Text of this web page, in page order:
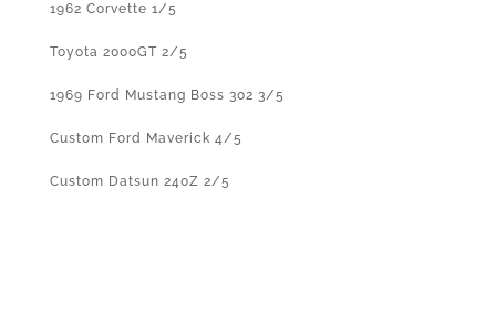
1962 Corvette 1/5
Toyota 2000GT 2/5
1969 Ford Mustang Boss 302 3/5
Custom Ford Maverick 4/5
Custom Datsun 240Z 2/5